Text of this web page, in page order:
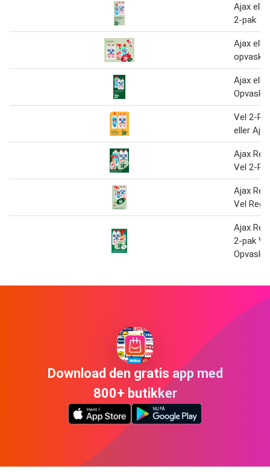
Ajax
2-pak
Ajax
opvask
Ajax
Opvask
Vel 2-
eller
Ajax
Vel 2-
Ajax
Vel
Ajax
2-pak
Opvask
Download den gratis app med
800+ butikker